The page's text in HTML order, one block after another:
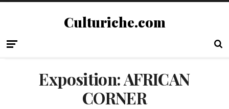
Culturiche.com
Exposition: AFRICAN
CORNER